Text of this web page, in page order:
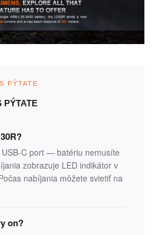
PÝTATE
PÝTATE
USB-C port — batériu nemusíte
zobrazuje LED indikátor v
nabíjania môžete svietiť na
on?